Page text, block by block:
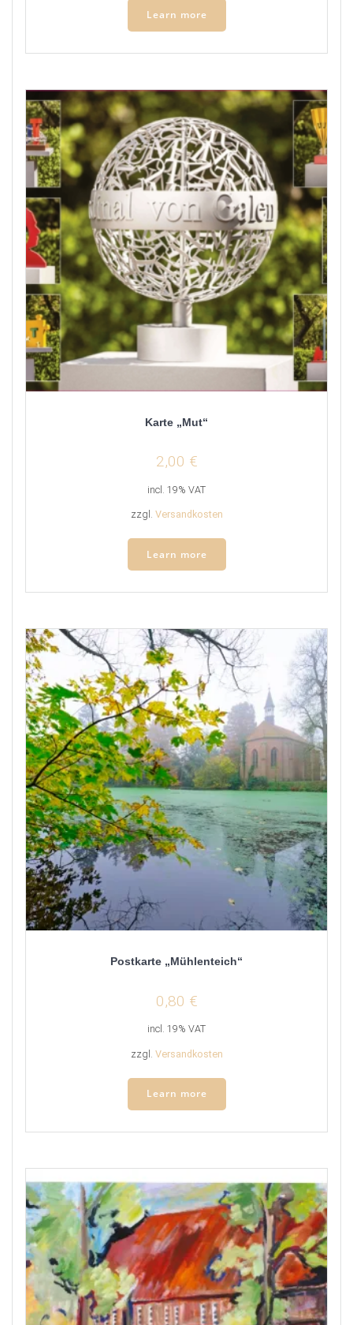
Learn more
Karte „Mut“
2,00 €
incl. 19% VAT
zzgl. Versandkosten
Learn more
Postkarte „Mühlenteich“
0,80 €
incl. 19% VAT
zzgl. Versandkosten
Learn more